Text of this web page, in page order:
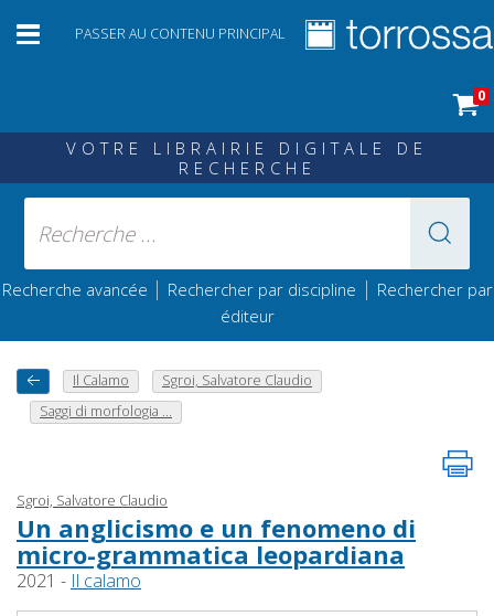
PASSER AU CONTENU PRINCIPAL
0
VOTRE LIBRAIRIE DIGITALE DE
RECHERCHE
Recherche avancée | Rechercher par discipline | Rechercher par
éditeur
Il Calamo
Sgroi, Salvatore Claudio
Saggi di morfologia ...
Sgroi, Salvatore Claudio
Un anglicismo e un fenomeno di
micro-grammatica leopardiana
2021 - Il calamo